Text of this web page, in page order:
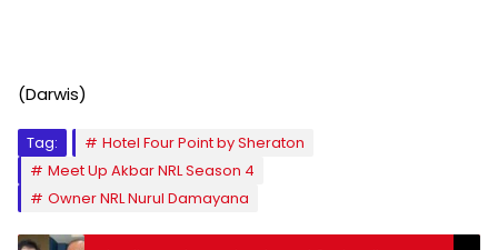
(Darwis)
Tag:
Hotel Four Point by Sheraton
Meet Up Akbar NRL Season 4
Owner NRL Nurul Damayana